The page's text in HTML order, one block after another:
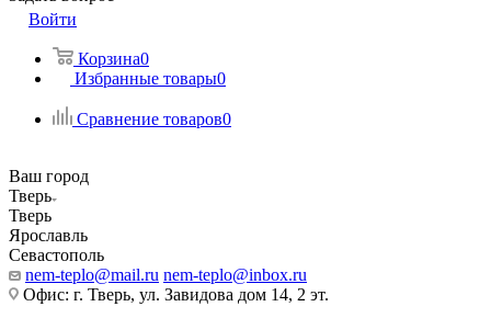
Войти
Корзина0
Избранные товары0
Сравнение товаров0
Ваш город
Тверь
Тверь
Ярославль
Севастополь
nem-teplo@mail.ru nem-teplo@inbox.ru
Офис: г. Тверь, ул. Завидова дом 14, 2 эт.